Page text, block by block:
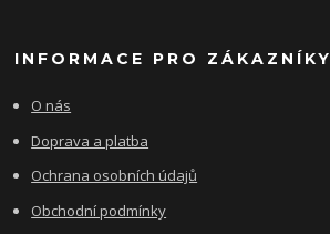
INFORMACE PRO ZÁKAZNÍKY
O nás
Doprava a platba
Ochrana osobních údajů
Obchodní podmínky